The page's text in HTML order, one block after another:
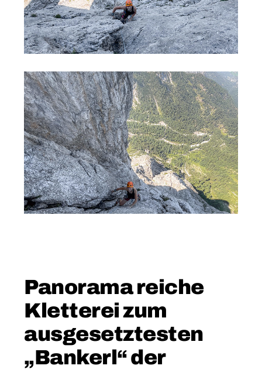
Panorama reiche
Kletterei zum
ausgesetztesten
„Bankerl“ der